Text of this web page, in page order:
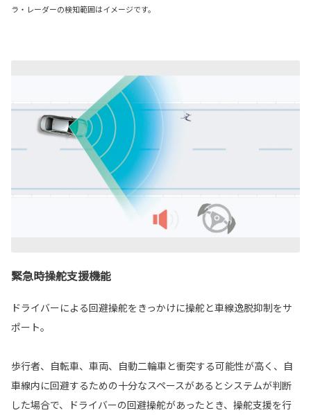
ラ・レーダーの検知範囲はイメージです。
緊急時操舵支援機能
ドライバーによる回避操舵をきっかけに操舵と車線逸脱抑制をサ
ポート。
歩行者、自転車、車両、自動二輪車と衝突する可能性が高く、自
車線内に回避するための十分なスペースがあるとシステムが判断
した場合で、ドライバーの回避操舵があったとき、操舵支援を行